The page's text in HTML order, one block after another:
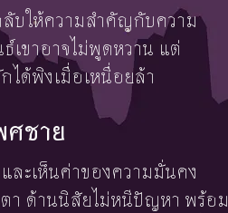
บให้ความสำคัญกับความ
ขาอาจไม่พูดหวาน แต่
ได้พิงเมื่อเหนื่อยล้า
ศชาย
ะเห็นค่าของความมั่นคง
า ด้านนิสัยไม่หนีปัญหา พร้อม